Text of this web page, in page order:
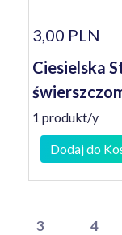
3,00 PLN
Ciesielska
1 produkt/y
Dodaj do
3 4